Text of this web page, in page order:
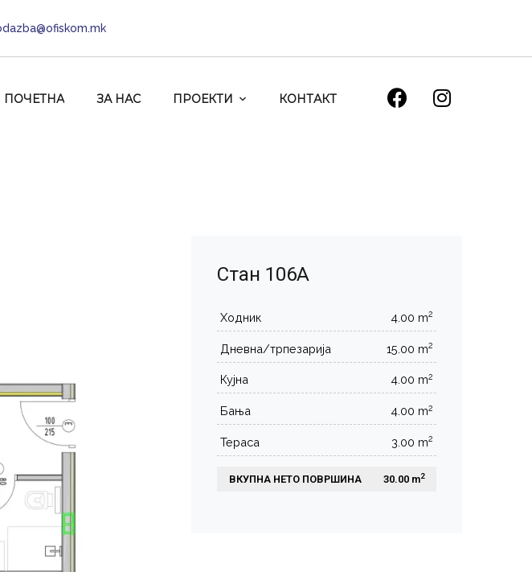
ПОЧЕТНА ЗА НАС ПРОЕКТИ КОНТАКТ
Стан 106А
Ходник 4.00 m2
Дневна/трпезарија 15.00 m2
Кујна 4.00 m2
Бања 4.00 m2
Тераса 3.00 m2
ВКУПНА НЕТО ПОВРШИНА 30.00 m2